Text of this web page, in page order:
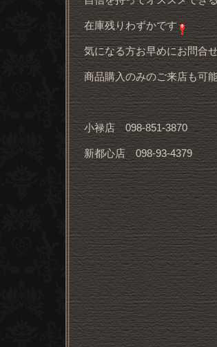
在庫残りわずかです
気になる方お早めにお問合
商品購入のみのご来店も可
小禄店 098-851-3870
新都心店 098-93-4379